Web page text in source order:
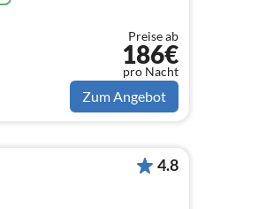
Preise ab
186€
pro Nacht
Zum Angebot
4.8